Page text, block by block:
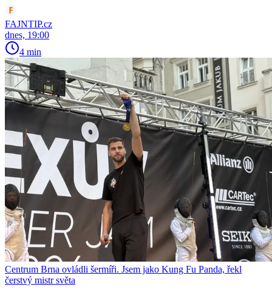
FAJNTIP.cz
dnes, 19:00
4 min
Centrum Brna ovládli šermíři. Jsem jako Kung Fu Panda, řekl
čerstvý mistr světa